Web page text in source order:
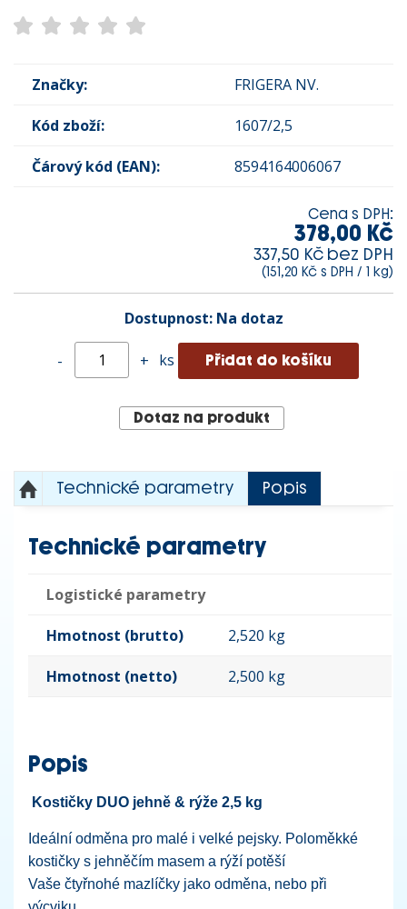
Značky: FRIGERA NV.
Kód zboží: 1607/2,5
Čárový kód (EAN): 8594164006067
Cena s DPH:
378,00 Kč
337,50 Kč bez DPH
(151,20 Kč s DPH / 1 kg)
Dostupnost: Na dotaz
- + ks
Dotaz na produkt
Technické parametry Popis
Technické parametry
Logistické parametry
Hmotnost (brutto) 2,520 kg
Hmotnost (netto) 2,500 kg
Popis
Kostičky DUO jehně & rýže 2,5 kg
Ideální odměna pro malé i velké pejsky. Poloměkké
kostičky s jehněčím masem a rýží potěší
Vaše čtyřnohé mazlíčky jako odměna, nebo při